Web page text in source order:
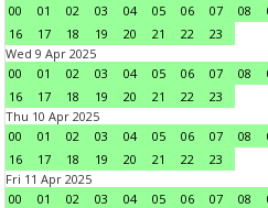
00
01 02 03 04 05 06 07 08
16
17 18 19 20 21 22
23
Wed 9 Apr 2025
00
01 02 03 04 05 06 07 08
16
17 18 19 20 21 22
23
Thu 10 Apr 2025
00
01 02 03 04 05 06 07 08
16
17 18 19 20 21 22
23
Fri 11 Apr 2025
00
01 02 03 04 05 06 07 08